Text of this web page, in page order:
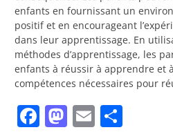
enfants en fournissant un
positif et en encourageant
dans leur apprentissage. En
méthodes d’apprentissage, les
enfants à réussir à apprendre et
compétences nécessaires pour
Facebook
Mastodon
Email